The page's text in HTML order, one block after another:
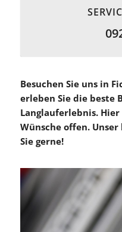
Besuchen Sie uns in
erleben Sie die beste
Langlauferlebnis.
Wünsche offen.
Sie gerne!